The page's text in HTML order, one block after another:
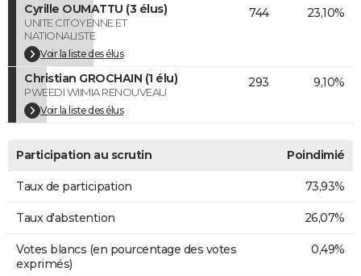
Cyrille OUMATTU (3 élus)
UNITE CITOYENNE ET
NATIONALISTE
Voir la liste des élus
744 23,10%
Christian GROCHAIN (1 élu)
PWEEDI WIIMIA RENOUVEAU
Voir la liste des élus
293 9,10%
Participation au scrutin Poindimié
Taux de participation 73,93%
Taux d'abstention 26,07%
Votes blancs (en pourcentage des votes
exprimés)
0,49%